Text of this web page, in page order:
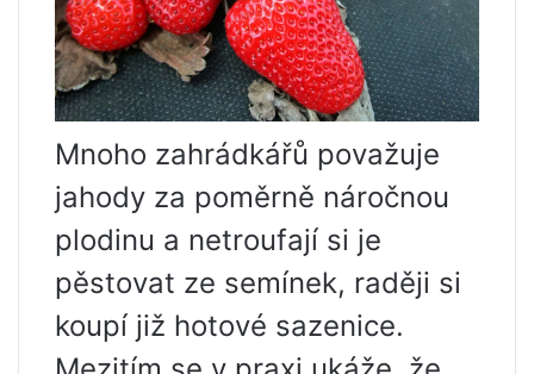
Mnoho zahrádkářů považuje
jahody za poměrně náročnou
plodinu a netroufají si je
pěstovat ze semínek, raději si
koupí již hotové sazenice.